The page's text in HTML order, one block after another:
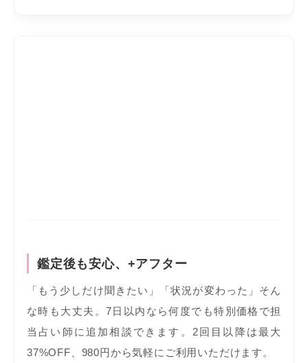
鑑定後も安心、+アフター
「もう少しだけ聞きたい」「状況が変わった」そん
な時も大丈夫。7日以内なら何度でも特別価格で担
当占い師に追加相談できます。2回目以降は最大
37%OFF、980円から気軽にご利用いただけます。